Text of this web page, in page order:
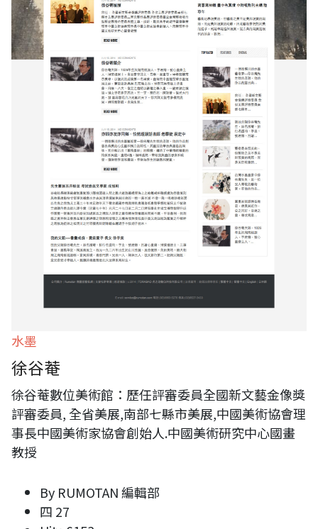
水墨
徐谷菴
徐谷菴數位美術館：歷任評審委員全國新文藝金像獎
評審委員, 全省美展,南部七縣市美展,中國美術協會理
事長中國美術家協會創始人.中國美術研究中心國畫
教授
By RUMOTAN 編輯部
四 27